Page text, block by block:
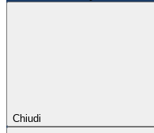
Chiudi